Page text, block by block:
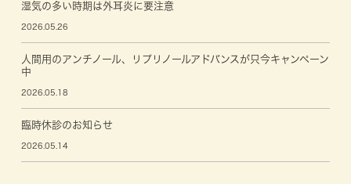
湿気の多い時期は外耳炎に要注意
2026.05.26
人間用のアンチノール、リプリノールアドバンスが只今キャンペーン
中
2026.05.18
臨時休診のお知らせ
2026.05.14